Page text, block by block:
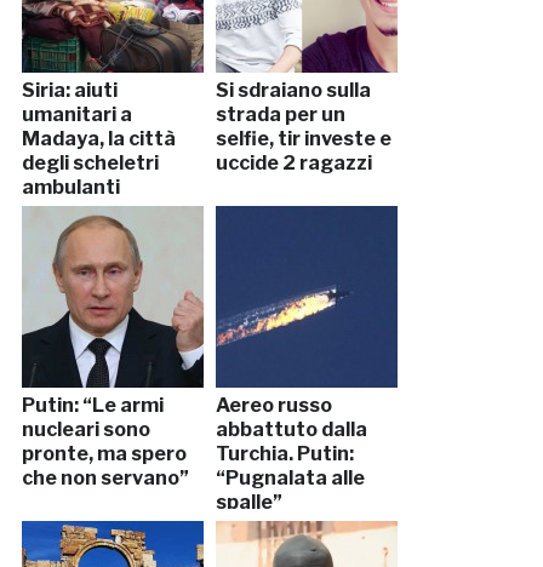
Siria: aiuti
umanitari a
Madaya, la città
degli scheletri
ambulanti
Si sdraiano sulla
strada per un
selfie, tir investe e
uccide 2 ragazzi
Putin: “Le armi
nucleari sono
pronte, ma spero
che non servano”
Aereo russo
abbattuto dalla
Turchia. Putin:
“Pugnalata alle
spalle”